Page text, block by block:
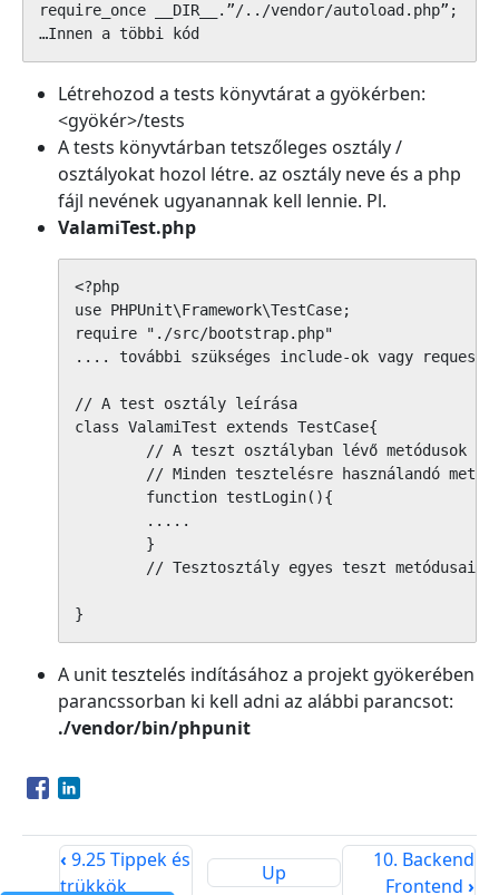
require_once __DIR__.”/../vendor/autoload.php”;
…Innen a többi kód
Létrehozod a tests könyvtárat a gyökérben:
<gyökér>/tests
A tests könyvtárban tetszőleges osztály /
osztályokat hozol létre. az osztály neve és a php
fájl nevének ugyanannak kell lennie. Pl.
ValamiTest.php
<?php
use PHPUnit\Framework\TestCase;
require "./src/bootstrap.php"
.... további szükséges include-ok vagy
// A test osztály leírása
class ValamiTest extends TestCase{
}
A unit tesztelés indításához a projekt gyökerében
parancssorban ki kell adni az alábbi parancsot:
./vendor/bin/phpunit
Opens in a new window
Opens in a new window
‹ 9.25 Tippek és
trükkök
Up
10. Backend
Frontend›